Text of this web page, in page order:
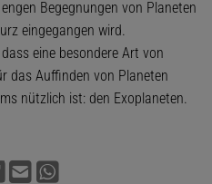
Begegnungen von Planeten
eingegangen wird.
eine besondere Art von
das Auffinden von Planeten
nützlich ist: den Exoplaneten.